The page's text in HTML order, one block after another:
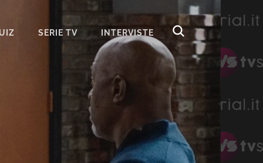
SERIE TV INTERVISTE